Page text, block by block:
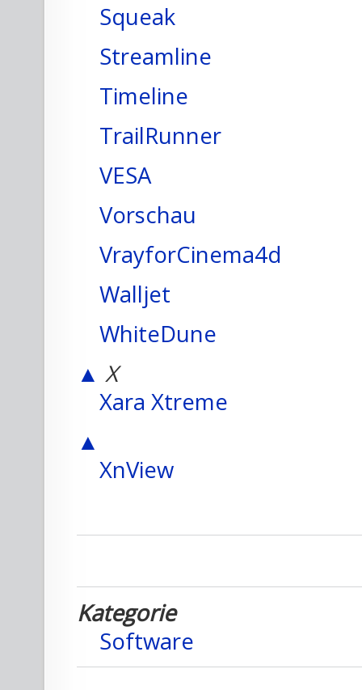
Squeak
Streamline
Timeline
TrailRunner
VESA
Vorschau
VrayforCinema4d
Walljet
WhiteDune
▲ X
Xara Xtreme
▲
XnView
Kategorie
Software